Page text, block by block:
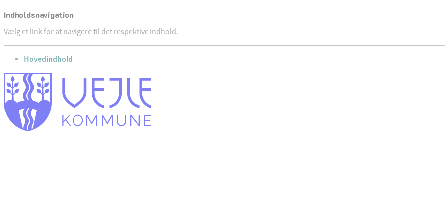
Indholdsnavigation
Vælg et link for at navigere til det respektive indhold.
gå til
Hovedindhold